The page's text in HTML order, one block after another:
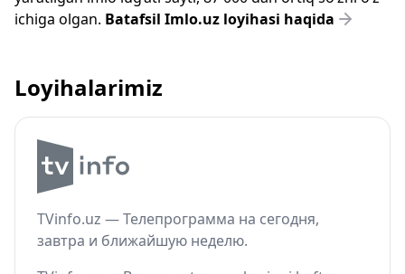
ichiga olgan. Batafsil Imlo.uz loyihasi haqida
Loyihalarimiz
TVinfo.uz — Телепрограмма на сегодня,
завтра и ближайшую неделю.